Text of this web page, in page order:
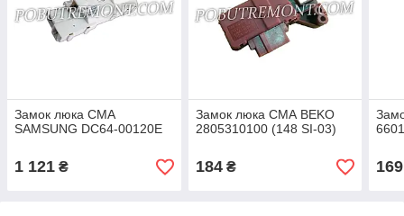
Замок люка СМА
SAMSUNG DC64-00120E
1 121 ₴
Замок люка СМА BEKO
2805310100 (148 SI-03)
184₴ 169